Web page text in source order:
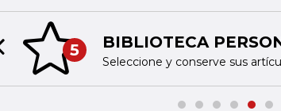
5 BIBLIOTECA
Seleccione y conserve sus
slide